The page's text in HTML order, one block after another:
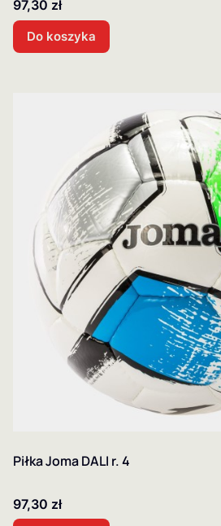
Cena
97,30 zł
Do koszyka
Piłka Joma DALI r. 4
Cena
97,30 zł